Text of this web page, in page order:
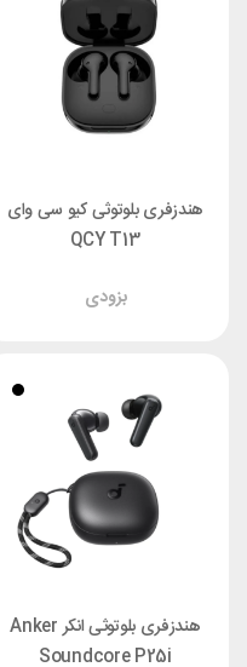
هندزفری بلوتوثی کیو سی وای
QCY T13
بزودی
هندزفری بلوتوثی انکر Anker
Soundcore P25i